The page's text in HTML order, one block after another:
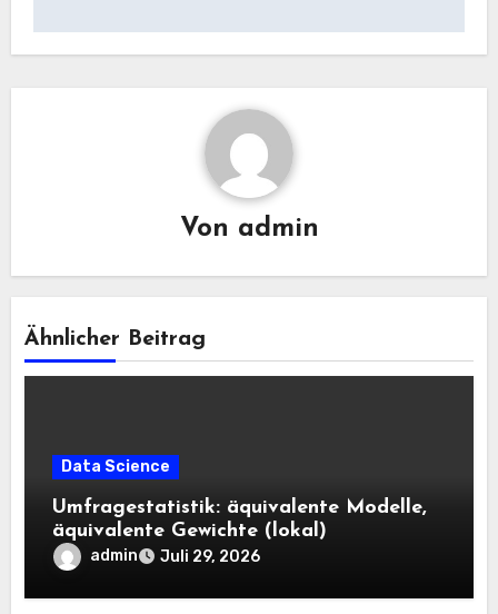
Von admin
Ähnlicher Beitrag
Data Science
Umfragestatistik: äquivalente Modelle,
äquivalente Gewichte (lokal)
admin Juli 29, 2026